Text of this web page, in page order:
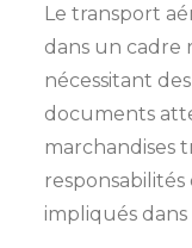
Le transport
dans un cadre
nécessitant
documents
marchandises
impliqués